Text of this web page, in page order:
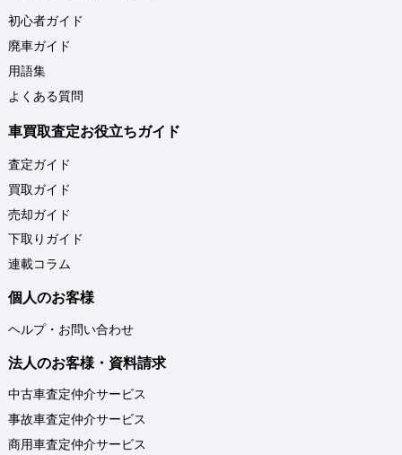
初心者ガイド
廃車ガイド
用語集
よくある質問
車買取査定お役立ちガイド
査定ガイド
買取ガイド
売却ガイド
下取りガイド
連載コラム
個人のお客様
ヘルプ・お問い合わせ
法人のお客様・資料請求
中古車査定仲介サービス
事故車査定仲介サービス
商用車査定仲介サービス